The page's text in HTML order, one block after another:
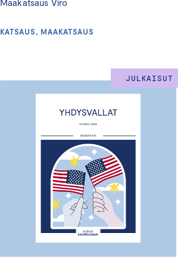
Maakatsaus Viro
KATSAUS, MAAKATSAUS
JULKAISUT